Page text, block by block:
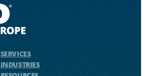
SERVICES
INDUSTRIES